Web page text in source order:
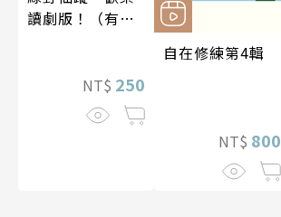
讀劇版！（有聲
NT$ 250
自在修練第4輯
NT$ 800